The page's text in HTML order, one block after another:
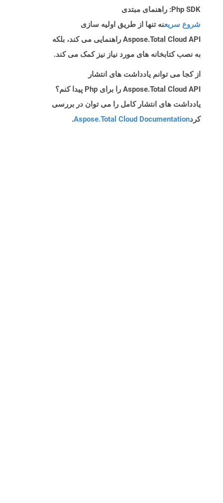
Php SDK: راهنمای مبتدی
شروع سریعنه تنها از طریق اولیه سازی
Aspose.Total Cloud API راهنمایی می کند، بلکه
به نصب کتابخانه های مورد نیاز نیز کمک می کند.
از کجا می توانم یادداشت های انتشار
Aspose.Total Cloud API را برای Php پیدا کنم؟
یادداشت های انتشار کامل را می توان در بررسی
کردAspose.Total Cloud Documentation
.